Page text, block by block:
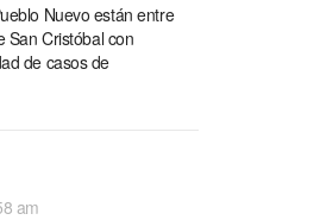
Nuevo están entre
San Cristóbal con
de casos de
am